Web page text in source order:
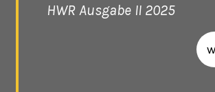
HWR Ausgabe II 2025